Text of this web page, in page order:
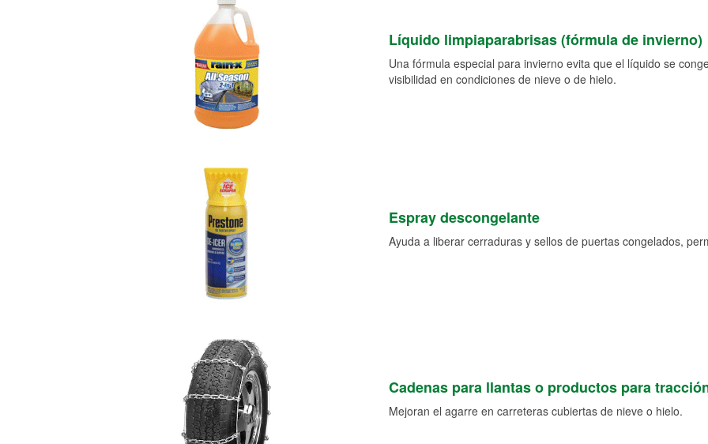
Líquido limpiaparabrisas (fórmula de invierno)
Una fórmula especial para invierno evita que el líquido se
visibilidad en condiciones de nieve o de hielo.
Espray descongelante
Ayuda a liberar cerraduras y sellos de puertas congelados,
Cadenas para llantas o productos para
Mejoran el agarre en carreteras cubiertas de nieve o hielo.